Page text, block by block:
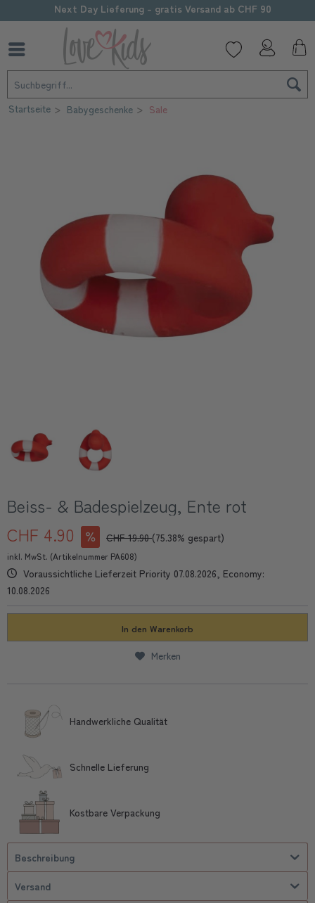
Next Day Lieferung - gratis Versand ab CHF 90
Startseite Babygeschenke Sale
Beiss- & Badespielzeug, Ente rot
CHF 4.90
CHF 19.90(75.38% gespart)
inkl. MwSt. (Artikelnummer PA608)
Voraussichtliche Lieferzeit Priority 07.08.2026, Economy:
10.08.2026
In den Warenkorb
Merken
Handwerkliche Qualität
Schnelle Lieferung
Kostbare Verpackung
Beschreibung
Versand